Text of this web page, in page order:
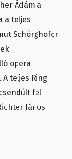
Ádám a
a teljes
Schörghofer
opera
teljes Ring
fel
János